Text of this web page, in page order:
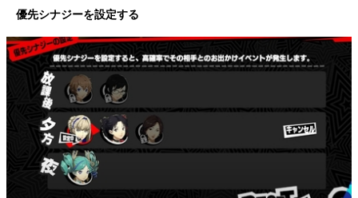
優先シナジーを設定する